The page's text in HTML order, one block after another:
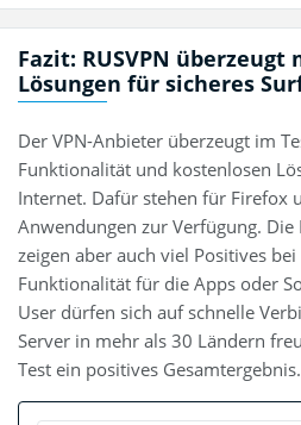
Fazit: RUSVPN
Lösungen für sicheres
Der VPN-Anbieter überzeugt im
Funktionalität und kostenlosen
Internet. Dafür stehen für Firefox
Anwendungen zur Verfügung. Die
zeigen aber auch viel Positives
Funktionalität für die Apps oder
User dürfen sich auf schnelle
Server in mehr als 30 Ländern
Test ein positives Gesamtergebnis.